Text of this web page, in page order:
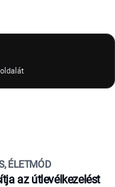
ÉLETMÓD
az útlevélkezelést